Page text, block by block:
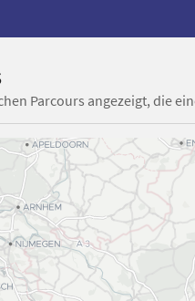
Parcours angezeigt, die